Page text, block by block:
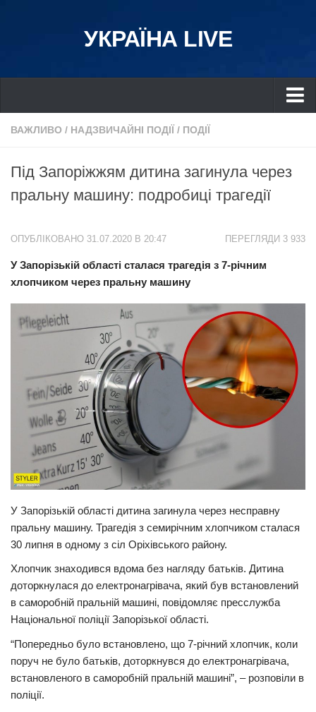
УКРАЇНА LIVE
Україна
Дніпро
Львів
Харків
Донбас
Схід
Прикарпаття
Політика
Цікаво
Наука
Технології
Історії
Рецепти
Здоров’я
Події
Курйози
Суспільство
ВАЖЛИВО / НАДЗВИЧАЙНІ ПОДІЇ / ПОДІЇ
Під Запоріжжям дитина загинула через
пральну машину: подробиці трагедії
ПЕРЕГЛЯДИ 3 933
ОПУБЛІКОВАНО 31.07.2020 В 20:47
У Запорізькій області сталася трагедія з 7-річним
хлопчиком через пральну машину
У Запорізькій області дитина загинула через несправну
пральну машину. Трагедія з семирічним хлопчиком сталася
30 липня в одному з сіл Оріхівського району.
Хлопчик знаходився вдома без нагляду батьків. Дитина
доторкнулася до електронагрівача, який був встановлений
в саморобній пральній машині, повідомляє пресслужба
Національної поліції Запорізької області.
“Попередньо було встановлено, що 7-річний хлопчик, коли
поруч не було батьків, доторкнувся до електронагрівача,
встановленого в саморобній пральній машині”, – розповіли в
поліції.